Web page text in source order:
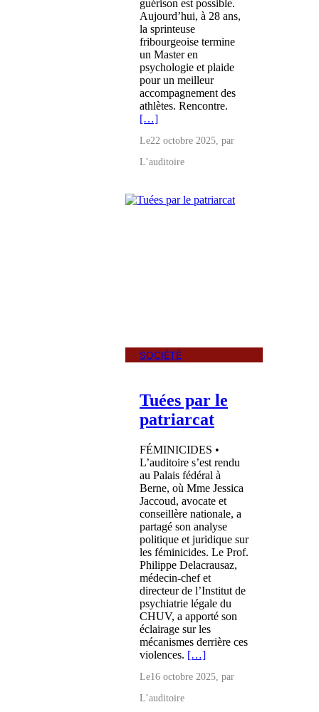
guérison est possible.
Aujourd’hui, à 28 ans,
la sprinteuse
fribourgeoise termine
un Master en
psychologie et plaide
pour un meilleur
accompagnement des
athlètes. Rencontre.
[…]
Le22 octobre 2025 , par
L’auditoire
SOCIÉTÉ
Tuées par le
patriarcat
FÉMINICIDES •
L’auditoire s’est rendu
au Palais fédéral à
Berne, où Mme Jessica
Jaccoud, avocate et
conseillère nationale, a
partagé son analyse
politique et juridique sur
les féminicides. Le Prof.
Philippe Delacrausaz,
médecin-chef et
directeur de l’Institut de
psychiatrie légale du
CHUV, a apporté son
éclairage sur les
mécanismes derrière ces
violences. […]
Le16 octobre 2025 , par
L’auditoire